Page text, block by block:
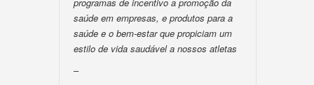
saúde em empresas, e produtos para a
saúde e o bem-estar que propiciam um
estilo de vida saudável a nossos atletas
–